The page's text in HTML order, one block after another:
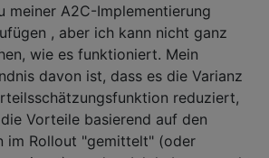
meiner A2C-Implementierung
, aber ich kann nicht ganz
wie es funktioniert. Mein
davon ist, dass es die Varianz
reduziert,
Vorteile basierend auf den
im Rollout "gemittelt" (oder